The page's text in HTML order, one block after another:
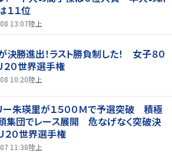
１１位
13:07陸上
決勝進出！ラスト勝負制した！ 女子８０
０世界選手権
10:20陸上
ー朱瑛里が１５００Ｍで予選突破 積極
集団でレース展開 危なげなく突破決
０世界選手権
11:38陸上